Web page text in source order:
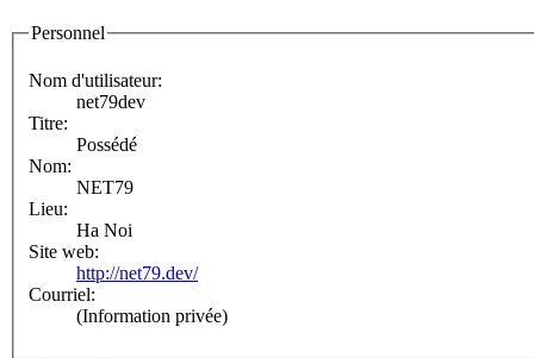
Personnel
Nom d'utilisateur:
net79dev
Titre:
Possédé
Nom:
NET79
Lieu:
Ha Noi
Site web:
http://net79.dev/
Courriel:
(Information privée)